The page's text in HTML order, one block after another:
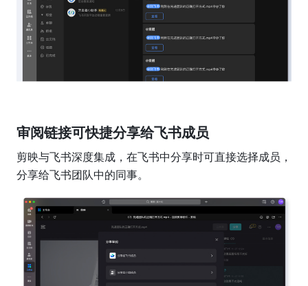
审阅链接可快捷分享给飞书成员
剪映与飞书深度集成，在飞书中分享时可直接选择成员，
分享给飞书团队中的同事。